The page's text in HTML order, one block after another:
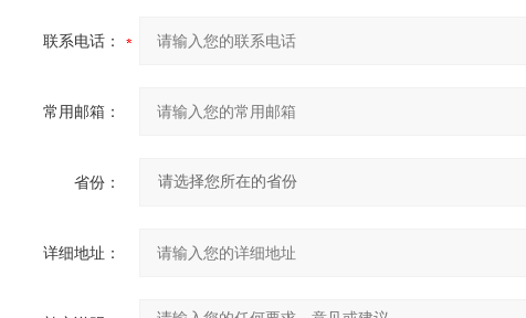
联系电话：
常用邮箱：
省份：
详细地址：